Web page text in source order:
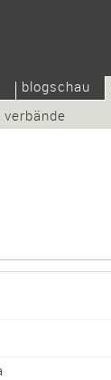
blogschau
verbände